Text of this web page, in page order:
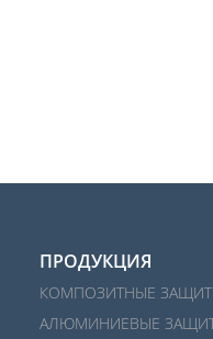
ПРОДУКЦИЯ
КОМПОЗИТНЫЕ
АЛЮМИНИЕВЫЕ